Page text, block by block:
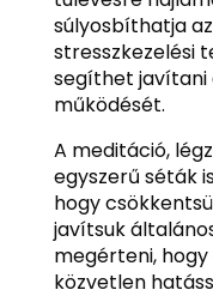
súlyosbíthatja
stresszkezelési
segíthet javítani
működését.
A meditáció,
egyszerű séták
hogy
javítsuk
megérteni,
közvetlen